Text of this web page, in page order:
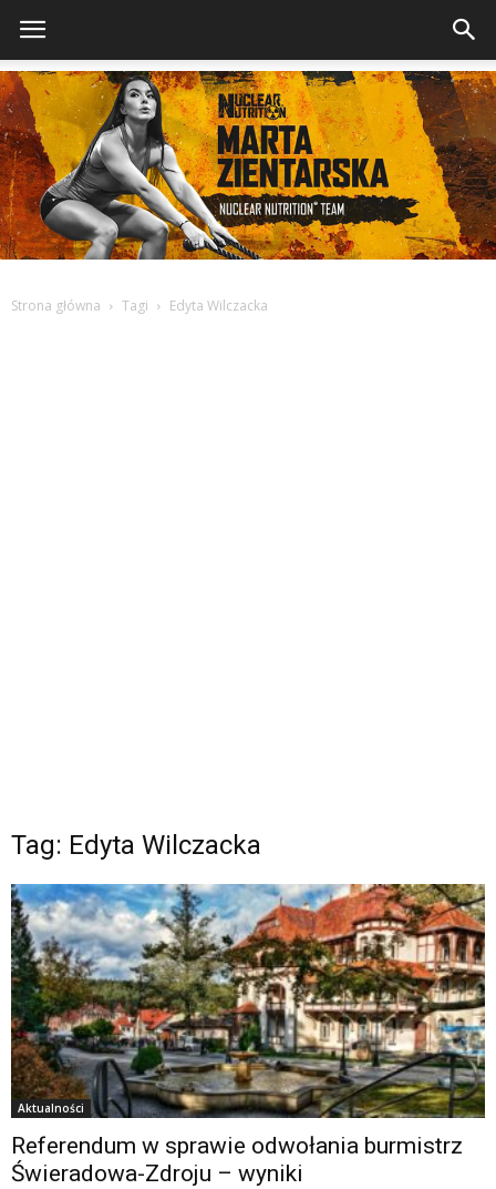
Strona główna Tagi Edyta Wilczacka
Tag: Edyta Wilczacka
Aktualności
Referendum w sprawie odwołania burmistrz
Świeradowa-Zdroju – wyniki